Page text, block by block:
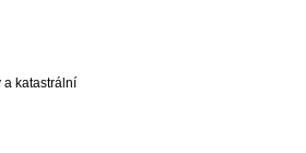
a katastrální